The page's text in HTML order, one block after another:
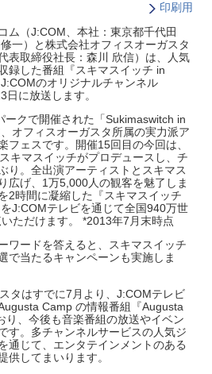
印刷用
ム（J:COM、本社：東京都千代田
一）と株式会社オフィスオーガスタ
表取締役社長：森川 欣信）は、人気
録した番組『スキマスイッチ in
のオリジナルチャンネル
日に放送します。
ークで開催された「Sukimaswitch in
オフィスオーガスタ所属の実力派ア
フェスです。開催15回目の今回は、
キマスイッチがプロデュースし、チ
り。全出演アーティストとスキマス
広げ、1万5,000人の観客を魅了しま
2時間に凝縮した『スキマスイッチ
J:COMテレビを通じて全国940万世
ただけます。 *2013年7月末時点
ワードを答えると、スキマスイッチ
で当たるキャンペーンも実施しま
タはすでに7月より、J:COMテレビ
Camp の情報番組『Augusta
り、今後も音楽番組の放送やイベン
す。多チャンネルサービスの人気ジ
通じて、エンタテインメントのある
供してまいります。